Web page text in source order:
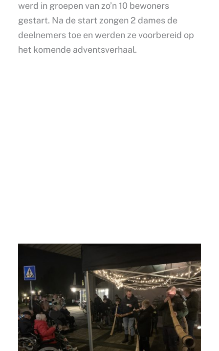
werd in groepen van zo’n 10 bewoners
gestart. Na de start zongen 2 dames de
deelnemers toe en werden ze voorbereid op
het komende adventsverhaal.